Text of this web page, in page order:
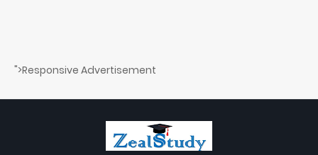
">Responsive Advertisement